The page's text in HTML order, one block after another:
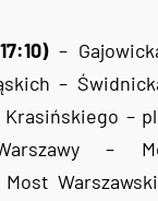
–
–
–
–
Most